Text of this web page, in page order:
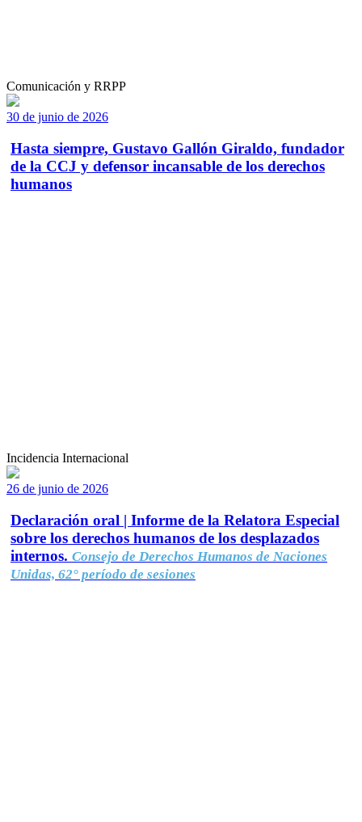
Comunicación y RRPP
30 de junio de 2026
Hasta siempre, Gustavo Gallón Giraldo, fundador
de la CCJ y defensor incansable de los derechos
humanos
Incidencia Internacional
26 de junio de 2026
Declaración oral | Informe de la Relatora Especial
sobre los derechos humanos de los desplazados
internos. Consejo de Derechos Humanos de Naciones
Unidas, 62° período de sesiones